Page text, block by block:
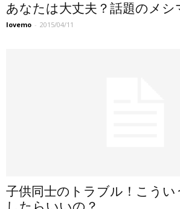
あなたは大丈夫？話題のメシ
lovemo - 2015/04/11
子供同士のトラブル！こうい